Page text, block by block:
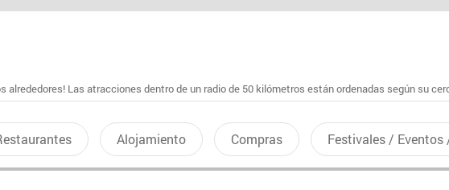
alrededores! Las atracciones dentro de un radio de 50 kilómetros están ordenadas según su
Alojamiento Compras Festivales /